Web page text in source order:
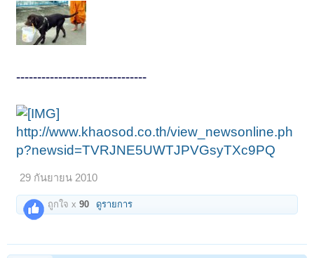
-------------------------------
http://www.khaosod.co.th/view_newsonline.ph
p?newsid=TVRJNE5UWTJPVGsyTXc9PQ
29 กันยายน 2010
ถูกใจ x90 ดูรายการ